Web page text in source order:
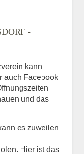
-
kann
auch Facebook
und das
es zuweilen
Hier ist das